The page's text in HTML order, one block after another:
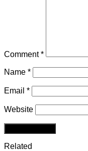
Comment*
Name *
Email *
Website
Related